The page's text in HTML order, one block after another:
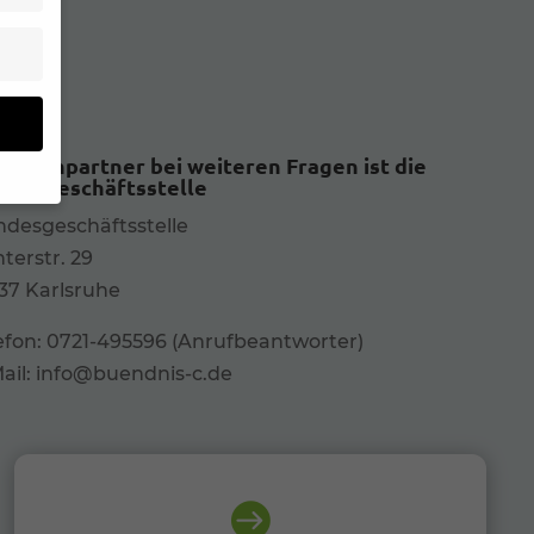
bei weiteren Fragen ist die
29
Karlsruhe
0721-495596 (Anrufbeantworter)
info@buendnis-c.de
